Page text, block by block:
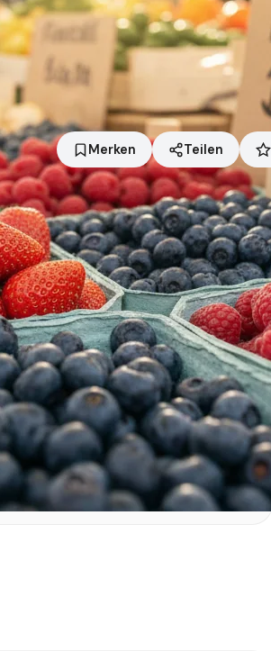
Merken Teilen
Händler